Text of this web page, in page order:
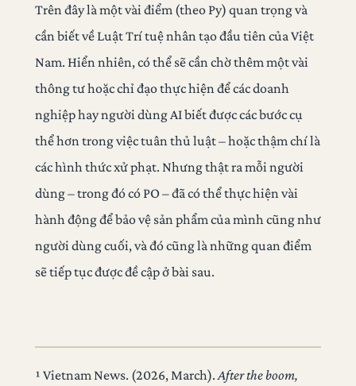
Trên đây là một vài điểm (theo Py) quan trọng và
cần biết về Luật Trí tuệ nhân tạo đầu tiên của Việt
Nam. Hiển nhiên, có thể sẽ cần chờ thêm một vài
thông tư hoặc chỉ đạo thực hiện để các doanh
nghiệp hay người dùng AI biết được các bước cụ
thể hơn trong việc tuân thủ luật – hoặc thậm chí là
các hình thức xử phạt. Nhưng thật ra mỗi người
dùng – trong đó có PO – đã có thể thực hiện vài
hành động để bảo vệ sản phẩm của mình cũng như
người dùng cuối, và đó cũng là những quan điểm
sẽ tiếp tục được đề cập ở bài sau.
¹ Vietnam News. (2026, March). After the boom,